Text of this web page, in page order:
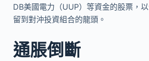
DB美國電力（UUP）等資金的股票，
留到對沖投資組合的龍頭。
通脹倒斷